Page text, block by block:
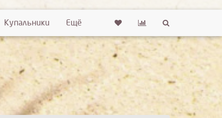
Купальники Ещё